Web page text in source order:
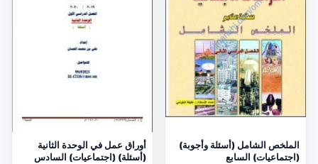
الملخص الشامل (أسئلة وأجوبة)
(اجتماعيات) السابع
أوراق عمل في الوحدة الثانية
(أسئلة) (اجتماعيات) السادس